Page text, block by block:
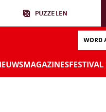
PUZZELEN
WORD
MAGAZINESFESTIVAL